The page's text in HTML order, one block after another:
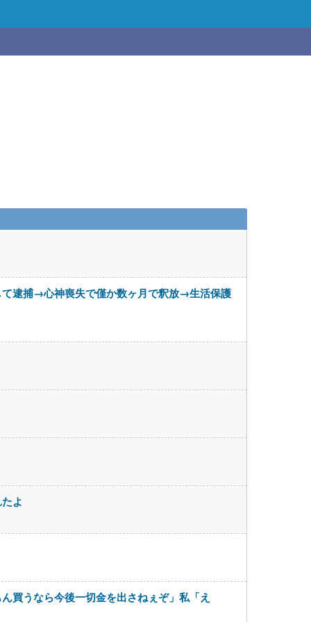
逮捕→心神喪失で僅か数ヶ月で釈放→生活保護
よ
買うなら今後一切金を出さねぇぞ」私「え